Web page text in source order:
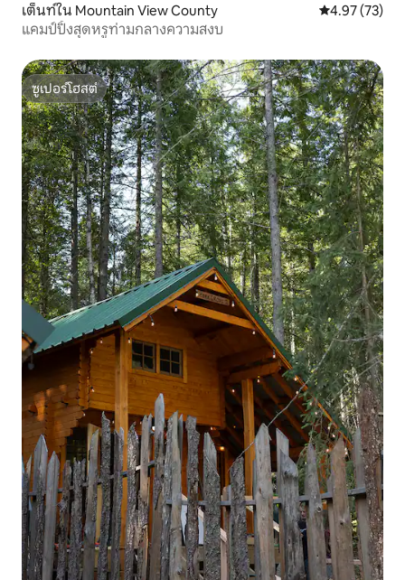
เต็นท์ใน Mountain View County คะแนนเฉลี่ย
4.97 (73)
แคมป์ปิ้งสุดหรูท่ามกลางความสงบ
ซูเปอร์โฮสต์
ซูเปอร์โฮสต์